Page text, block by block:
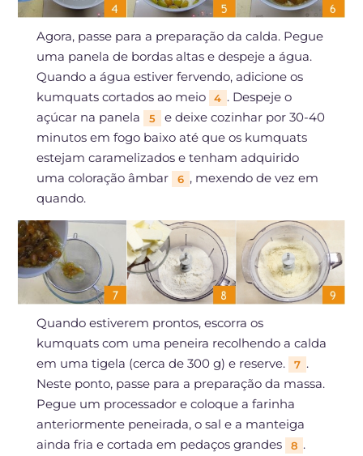
Agora, passe para a preparação da calda. Pegue
uma panela de bordas altas e despeje a água.
Quando a água estiver fervendo, adicione os
kumquats cortados ao meio
4 . Despeje o
açúcar na panela
5
e deixe cozinhar por 30-40
minutos em fogo baixo até que os kumquats
estejam caramelizados e tenham adquirido
uma coloração âmbar
6 , mexendo de vez em
quando.
Quando estiverem prontos, escorra os
kumquats com uma peneira recolhendo a calda
em uma tigela (cerca de 300 g) e reserve.
7 .
Neste ponto, passe para a preparação da massa.
Pegue um processador e coloque a farinha
anteriormente peneirada, o sal e a manteiga
ainda fria e cortada em pedaços grandes
8 .